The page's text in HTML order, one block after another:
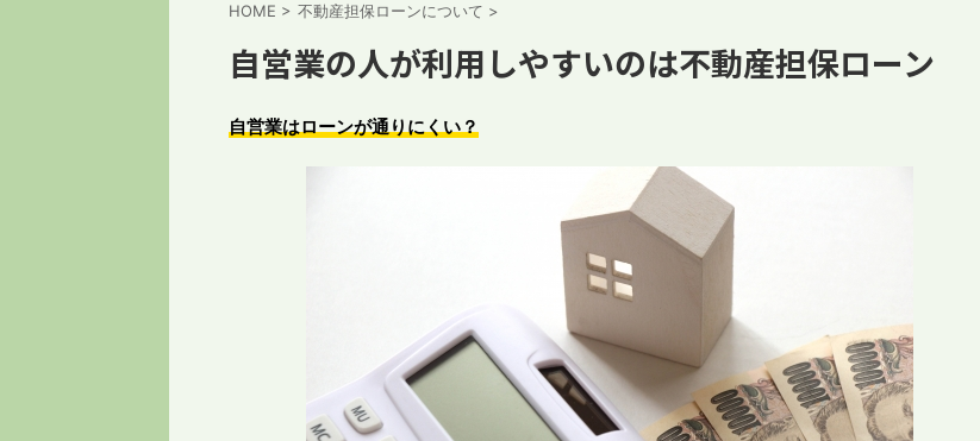
HOME > 不動産担保ローンについて >
自営業の人が利用しやすいのは不動産担保ローン
自営業はローンが通りにくい？